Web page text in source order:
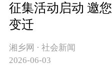
征集活动启动 邀
变迁
湘乡网 · 社会新闻
2026-06-03